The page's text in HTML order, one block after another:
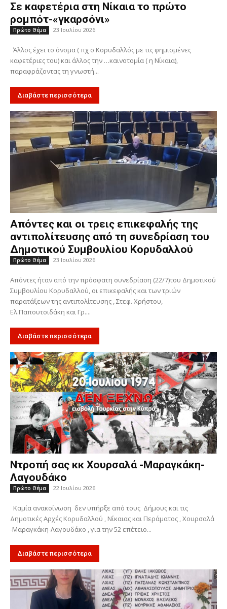
Σε καφετέρια στη Νίκαια το πρώτο
ρομπότ-«γκαρσόνι»
Πρώτο Θέμα 23 Ιουλίου 2026
καφετέριες του) και άλλος την …καινοτομία ( η Νίκαια),
παραφράζοντας τη γνωστή...
Διαβάστε περισσότερα
Απόντες και οι τρεις επικεφαλής της
αντιπολίτευσης από τη συνεδρίαση του
Δημοτικού Συμβουλίου Κορυδαλλού
Πρώτο Θέμα 23 Ιουλίου 2026
Απόντες ήταν από την πρόσφατη συνεδρίαση (22/7)του Δημοτικού
Συμβουλίου Κορυδαλλού, οι επικεφαλής και των τριών
παρατάξεων της αντιπολίτευσης , Στεφ. Χρήστου,
Ελ.Παπουτσιδάκη και Γρ....
Διαβάστε περισσότερα
Ντροπή σας κκ Χουρσαλά -Μαραγκάκη-
Λαγουδάκο
Πρώτο Θέμα 22 Ιουλίου 2026
Δημοτικές Αρχές Κορυδαλλού , Νίκαιας και Περάματος , Χουρσαλά
-Μαραγκάκη-Λαγουδάκο , για την 52 επέτειο...
Διαβάστε περισσότερα